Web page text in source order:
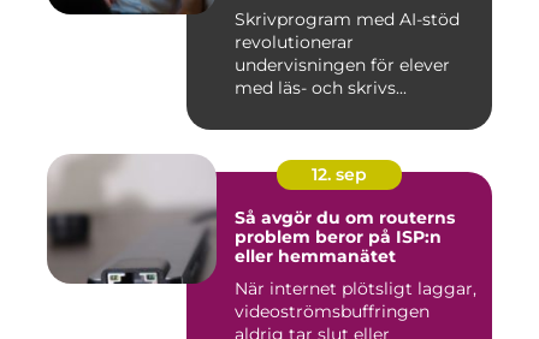
Skrivprogram med AI-stöd
revolutionerar
undervisningen för elever
med läs- och skrivs...
12. sep
Så avgör du om routerns
problem beror på ISP:n
eller hemmanätet
När internet plötsligt laggar,
videoströmsbuffringen
aldrig tar slut eller